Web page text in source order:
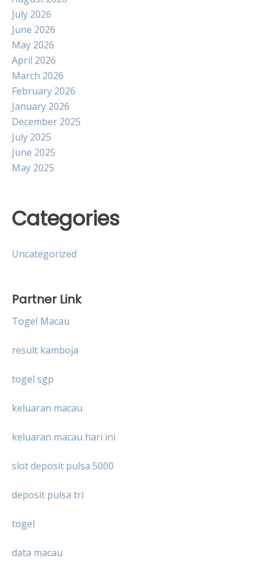
July 2026
June 2026
May 2026
April 2026
March 2026
February 2026
January 2026
December 2025
July 2025
June 2025
May 2025
Categories
Uncategorized
Partner Link
Togel Macau
result kamboja
togel sgp
keluaran macau
keluaran macau hari ini
slot deposit pulsa 5000
deposit pulsa tri
togel
data macau